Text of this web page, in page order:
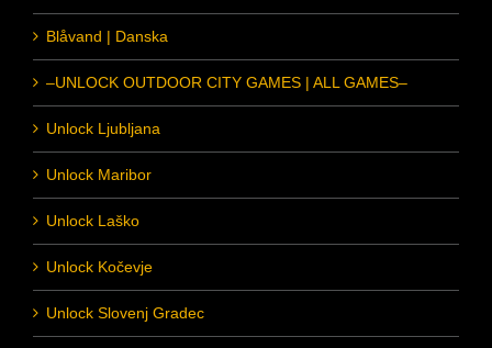
Blåvand | Danska
–UNLOCK OUTDOOR CITY GAMES | ALL GAMES–
Unlock Ljubljana
Unlock Maribor
Unlock Laško
Unlock Kočevje
Unlock Slovenj Gradec